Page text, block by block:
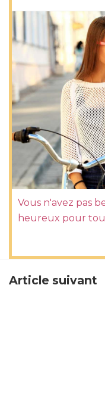
Vous n'avez pas
heureux pour
Article suivant